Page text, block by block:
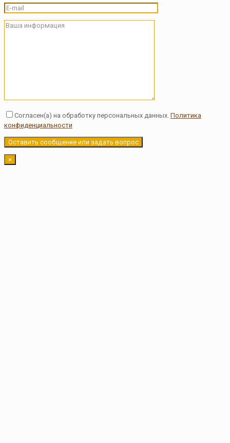
Согласен(а) на обработку персональных данных. Политика
конфиденциальности
Оставьте это поле пустым.
×